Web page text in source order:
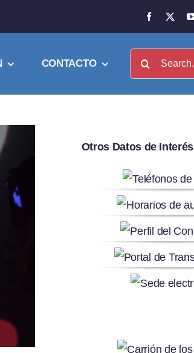
CONTACTO Buscar:
Otros Datos de Interés